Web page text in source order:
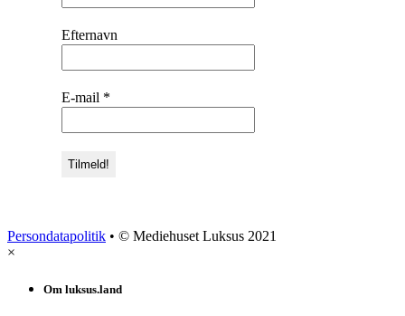
Efternavn
E-mail *
Persondatapolitik • © Mediehuset Luksus 2021
×
Om luksus.land